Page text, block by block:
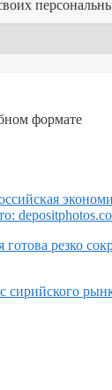
формате
готова резко